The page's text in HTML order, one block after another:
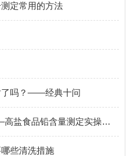
定常用的方法
了吗？——经典十问
GB5009.12-2023标准解析—高盐食品铅含量测定实操解决方案
些清洗措施